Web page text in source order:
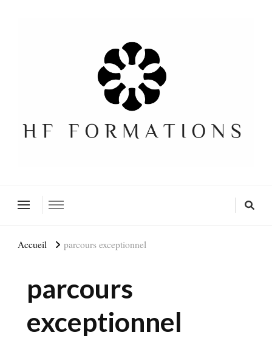
Accueil parcours exceptionnel
parcours
exceptionnel